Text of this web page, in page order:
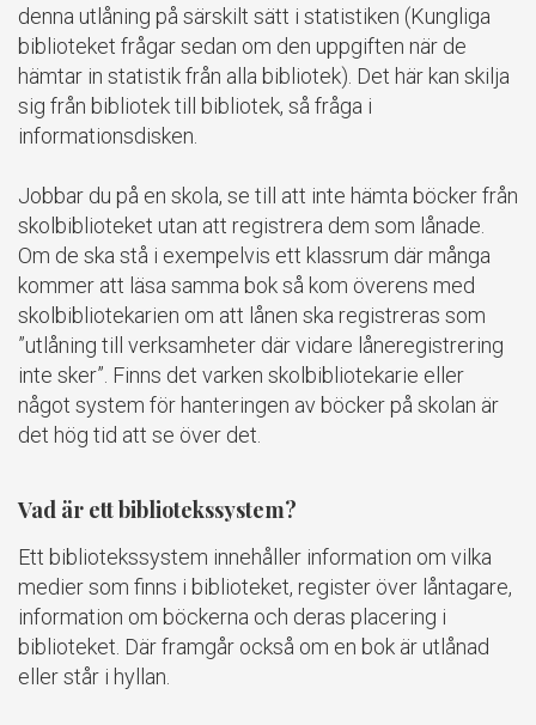
denna utlåning på särskilt sätt i statistiken (Kungliga
biblioteket frågar sedan om den uppgiften när de
hämtar in statistik från alla bibliotek). Det här kan skilja
sig från bibliotek till bibliotek, så fråga i
informationsdisken.
Jobbar du på en skola, se till att inte hämta böcker från
skolbiblioteket utan att registrera dem som lånade.
Om de ska stå i exempelvis ett klassrum där många
kommer att läsa samma bok så kom överens med
skolbibliotekarien om att lånen ska registreras som
”utlåning till verksamheter där vidare låneregistrering
inte sker”. Finns det varken skolbibliotekarie eller
något system för hanteringen av böcker på skolan är
det hög tid att se över det.
Vad är ett bibliotekssystem?
Ett bibliotekssystem innehåller information om vilka
medier som finns i biblioteket, register över låntagare,
information om böckerna och deras placering i
biblioteket. Där framgår också om en bok är utlånad
eller står i hyllan.